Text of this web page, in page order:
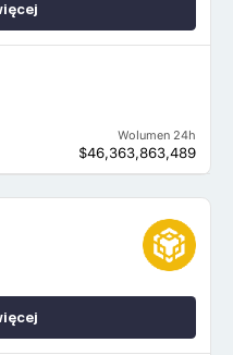
Wolumen 24h
$46,363,863,489